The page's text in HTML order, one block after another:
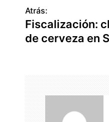
N
a
Atrás:
Fiscalización:
de cerveza en